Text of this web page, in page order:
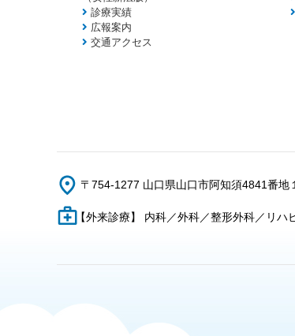
診療実績
広報案内
交通アクセス
〒754-1277 山口県山口市阿知須4841番地１
【外来診療】 内科／外科／整形外科／リハ